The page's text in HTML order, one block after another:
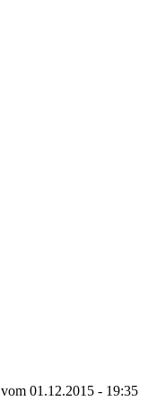
01.12.2015 - 19:35